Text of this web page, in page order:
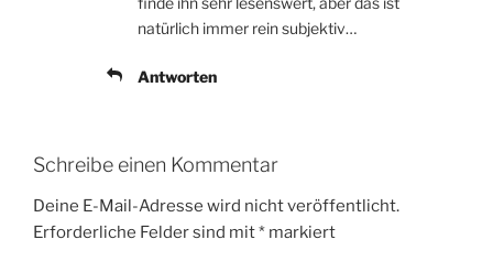
natürlich immer rein subjektiv…
Antworten
Schreibe einen Kommentar
Deine E-Mail-Adresse wird nicht veröffentlicht.
Erforderliche Felder sind mit* markiert